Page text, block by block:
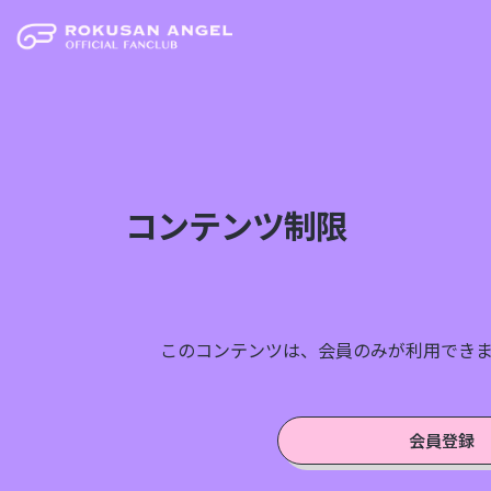
コンテンツ制限
このコンテンツは、会員のみが利用でき
会員登録